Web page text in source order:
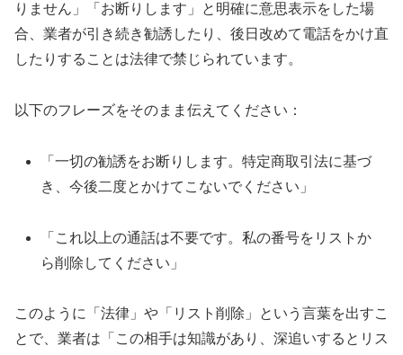
りません」「お断りします」と明確に意思表示をした場
合、業者が引き続き勧誘したり、後日改めて電話をかけ直
したりすることは法律で禁じられています。
以下のフレーズをそのまま伝えてください：
「一切の勧誘をお断りします。特定商取引法に基づ
き、今後二度とかけてこないでください」
「これ以上の通話は不要です。私の番号をリストか
ら削除してください」
このように「法律」や「リスト削除」という言葉を出すこ
とで、業者は「この相手は知識があり、深追いするとリス